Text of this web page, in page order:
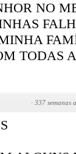
NO
TODAS
· 337 semanas